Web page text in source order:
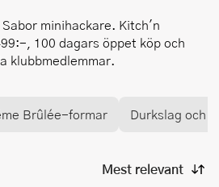
Sabor minihackare. Kitch'n
, 100 dagars öppet köp och
klubbmedlemmar.
Brûlée-formar Durkslag och